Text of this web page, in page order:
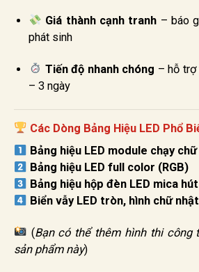
Giá thành cạnh tranh – báo
phát sinh
Tiến độ nhanh chóng – hỗ trợ
– 3 ngày
Các Dòng Bảng Hiệu LED Phổ
Bảng hiệu LED module chạy chữ
Bảng hiệu LED full color (RGB)
Bảng hiệu hộp đèn LED mica
Biển vẫy LED tròn, hình chữ
(Bạn có thể thêm hình thi công
sản phẩm này)